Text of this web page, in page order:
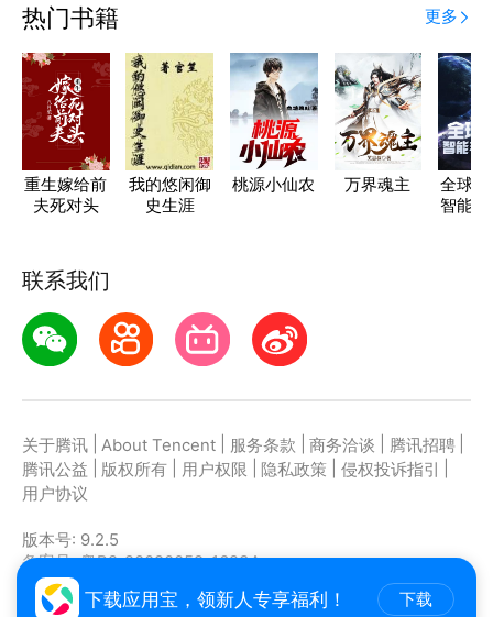
下载应用宝，领新人专享福利！ 下载
热门书籍 更多
重生嫁给前
夫死对头
我的悠闲御
史生涯
桃源小仙农 万界魂主
全球
智能
联系我们
关于腾讯 About Tencent 服务条款 商务洽谈 腾讯招聘
腾讯公益
版权所有 用户权限 隐私政策 侵权投诉指引
用户协议
版本号: 9.2.5
备案号: 粤B2-20090059-1623A
主办者: 深圳市腾讯计算机系统有限公司